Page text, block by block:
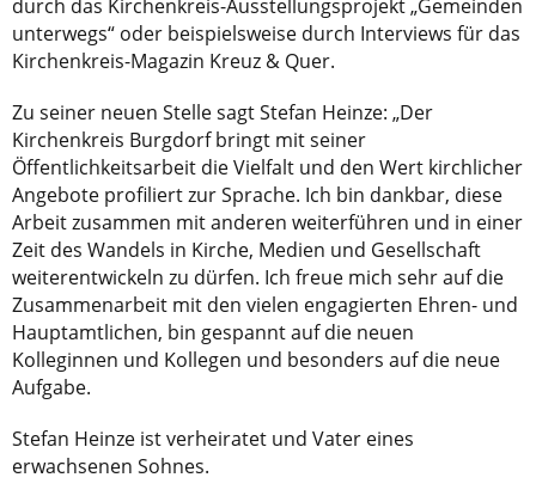
durch das Kirchenkreis-Ausstellungsprojekt „Gemeinden
unterwegs“ oder beispielsweise durch Interviews für das
Kirchenkreis-Magazin Kreuz & Quer.
Zu seiner neuen Stelle sagt Stefan Heinze: „Der
Kirchenkreis Burgdorf bringt mit seiner
Öffentlichkeitsarbeit die Vielfalt und den Wert kirchlicher
Angebote profiliert zur Sprache. Ich bin dankbar, diese
Arbeit zusammen mit anderen weiterführen und in einer
Zeit des Wandels in Kirche, Medien und Gesellschaft
weiterentwickeln zu dürfen. Ich freue mich sehr auf die
Zusammenarbeit mit den vielen engagierten Ehren- und
Hauptamtlichen, bin gespannt auf die neuen
Kolleginnen und Kollegen und besonders auf die neue
Aufgabe.
Stefan Heinze ist verheiratet und Vater eines
erwachsenen Sohnes.